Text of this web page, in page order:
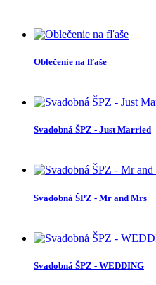
Oblečenie na fľaše
Svadobná ŠPZ - Just Married
Svadobná ŠPZ - Mr and Mrs
Svadobná ŠPZ - WEDDING